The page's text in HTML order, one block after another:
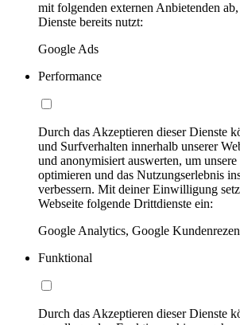
mit folgenden externen Anbietenden
Dienste bereits nutzt:
Google Ads
Performance
Durch das Akzeptieren dieser Dienste
und Surfverhalten innerhalb unserer
und anonymisiert auswerten, um unsere
optimieren und das Nutzungserlebnis
verbessern. Mit deiner Einwilligung
Webseite folgende Drittdienste ein:
Google Analytics, Google
Funktional
Durch das Akzeptieren dieser Dienste